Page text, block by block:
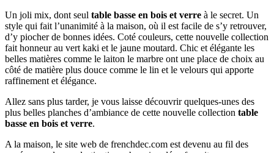
Un joli mix, dont seul table basse en bois et verre à le secret. Un
style qui fait l’unanimité à la maison, où il est facile de s’y retrouver,
d’y piocher de bonnes idées. Coté couleurs, cette nouvelle collection
fait honneur au vert kaki et le jaune moutard. Chic et élégante les
belles matières comme le laiton le marbre ont une place de choix au
côté de matière plus douce comme le lin et le velours qui apporte
raffinement et élégance.
Allez sans plus tarder, je vous laisse découvrir quelques-unes des
plus belles planches d’ambiance de cette nouvelle collection table
basse en bois et verre.
A la maison, le site web de frenchdec.com est devenu au fil des